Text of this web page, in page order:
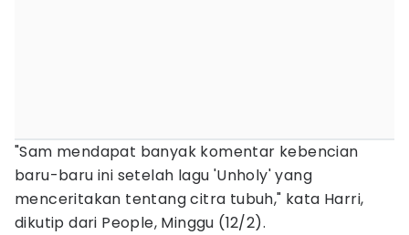
"Sam mendapat banyak komentar kebencian
baru-baru ini setelah lagu 'Unholy' yang
menceritakan tentang citra tubuh," kata Harri,
dikutip dari People, Minggu (12/2).